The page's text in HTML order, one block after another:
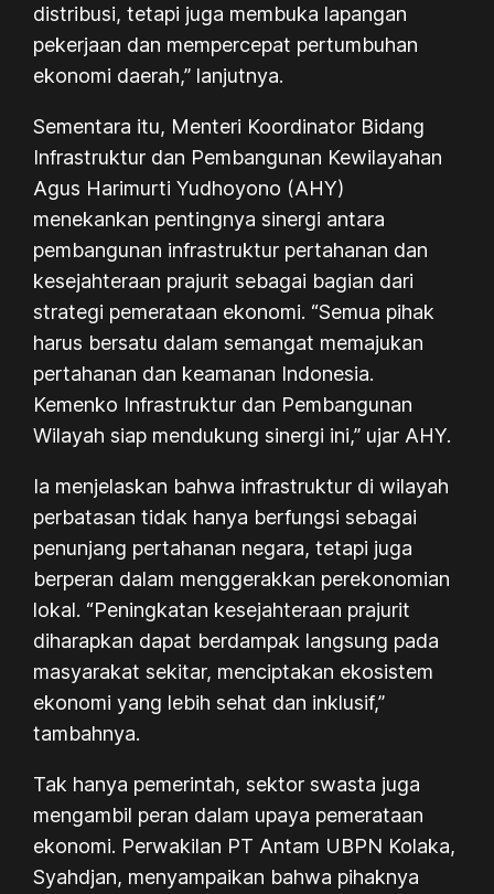
distribusi, tetapi juga membuka lapangan
pekerjaan dan mempercepat pertumbuhan
ekonomi daerah,” lanjutnya.
Sementara itu, Menteri Koordinator Bidang
Infrastruktur dan Pembangunan Kewilayahan
Agus Harimurti Yudhoyono (AHY)
menekankan pentingnya sinergi antara
pembangunan infrastruktur pertahanan dan
kesejahteraan prajurit sebagai bagian dari
strategi pemerataan ekonomi. “Semua pihak
harus bersatu dalam semangat memajukan
pertahanan dan keamanan Indonesia.
Kemenko Infrastruktur dan Pembangunan
Wilayah siap mendukung sinergi ini,” ujar AHY.
Ia menjelaskan bahwa infrastruktur di wilayah
perbatasan tidak hanya berfungsi sebagai
penunjang pertahanan negara, tetapi juga
berperan dalam menggerakkan perekonomian
lokal. “Peningkatan kesejahteraan prajurit
diharapkan dapat berdampak langsung pada
masyarakat sekitar, menciptakan ekosistem
ekonomi yang lebih sehat dan inklusif,”
tambahnya.
Tak hanya pemerintah, sektor swasta juga
mengambil peran dalam upaya pemerataan
ekonomi. Perwakilan PT Antam UBPN Kolaka,
Syahdjan, menyampaikan bahwa pihaknya